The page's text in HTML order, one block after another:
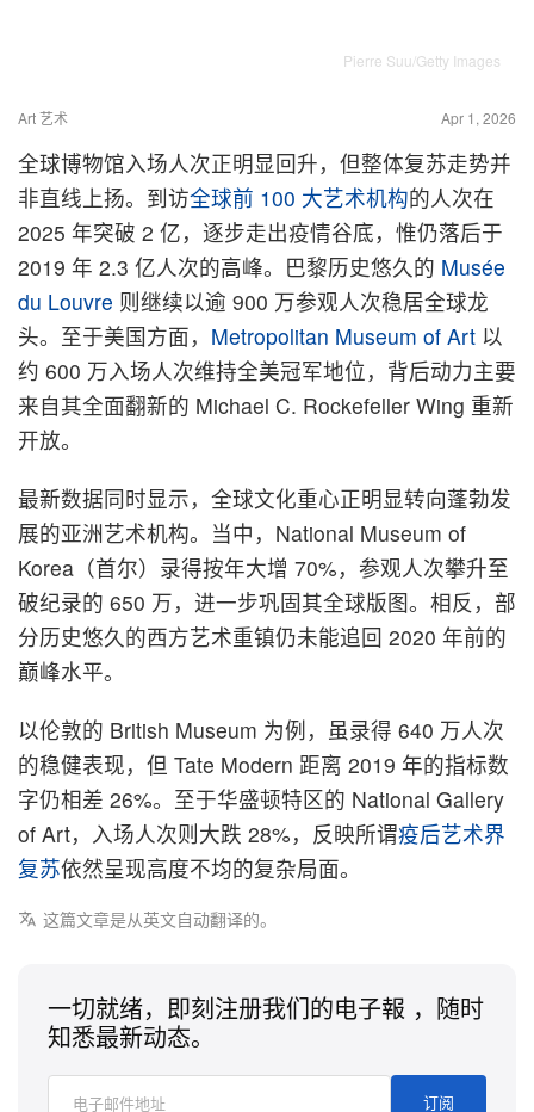
Pierre Suu/Getty Images
Art 艺术 Apr 1, 2026
全球博物馆入场人次正明显回升，但整体复苏走势并
非直线上扬。到访全球前 100 大艺术机构的人次在
2025 年突破 2 亿，逐步走出疫情谷底，惟仍落后于
2019 年 2.3 亿人次的高峰。巴黎历史悠久的 Musée
du Louvre 则继续以逾 900 万参观人次稳居全球龙
头。至于美国方面， Metropolitan Museum of Art 以
约 600 万入场人次维持全美冠军地位，背后动力主要
来自其全面翻新的 Michael C. Rockefeller Wing 重新
开放。
最新数据同时显示，全球文化重心正明显转向蓬勃发
展的亚洲艺术机构。当中，National Museum of
Korea（首尔）录得按年大增 70%，参观人次攀升至
破纪录的 650 万，进一步巩固其全球版图。相反，部
分历史悠久的西方艺术重镇仍未能追回 2020 年前的
巅峰水平。
以伦敦的 British Museum 为例，虽录得 640 万人次
的稳健表现，但 Tate Modern 距离 2019 年的指标数
字仍相差 26%。至于华盛顿特区的 National Gallery
of Art，入场人次则大跌 28%，反映所谓疫后艺术界
复苏依然呈现高度不均的复杂局面。
这篇文章是从英文自动翻译的。
一切就绪，即刻注册我们的电子報 ，随时
知悉最新动态。
订阅